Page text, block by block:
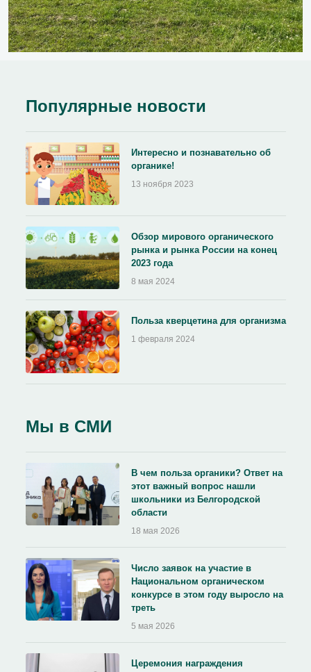
Популярные новости
Интересно и познавательно об
органике!
13 ноября 2023
Обзор мирового органического
рынка и рынка России на конец
2023 года
8 мая 2024
Польза кверцетина для организма
1 февраля 2024
Мы в СМИ
В чем польза органики? Ответ на
этот важный вопрос нашли
школьники из Белгородской
области
18 мая 2026
Число заявок на участие в
Национальном органическом
конкурсе в этом году выросло на
треть
5 мая 2026
Церемония награждения